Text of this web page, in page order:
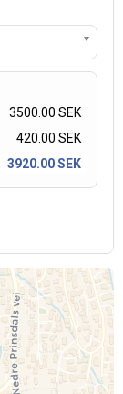
3500.00 SEK
420.00 SEK
3920.00 SEK